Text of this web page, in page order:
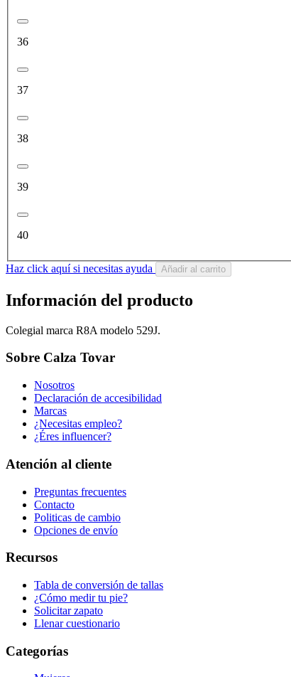
36
37
38
39
40
Haz click aquí si necesitas ayuda Añadir al carrito
Información del producto
Colegial marca R8A modelo 529J.
Sobre Calza Tovar
Nosotros
Declaración de accesibilidad
Marcas
¿Necesitas empleo?
¿Éres influencer?
Atención al cliente
Preguntas frecuentes
Contacto
Politicas de cambio
Opciones de envío
Recursos
Tabla de conversión de tallas
¿Cómo medir tu pie?
Solicitar zapato
Llenar cuestionario
Categorías